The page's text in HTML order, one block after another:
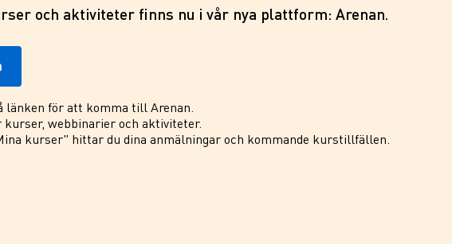
och aktiviteter finns nu i vår nya plattform: Arenan.
länken för att komma till Arenan.
kurser, webbinarier och aktiviteter.
kurser" hittar du dina anmälningar och kommande kurstillfällen.